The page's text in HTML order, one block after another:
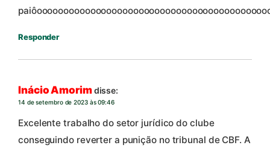
Responder
Inácio Amorimdisse:
14 de setembro de 2023 às 09:46
Excelente trabalho do setor jurídico do clube
conseguindo reverter a punição no tribunal de CBF. A